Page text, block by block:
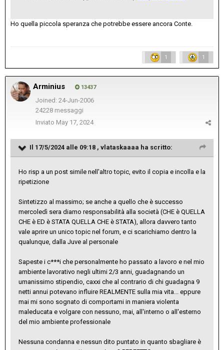
Ho quella piccola speranza che potrebbe essere ancora Conte.
1 1
Arminius 13437
Joined: 24-Jun-2006
24228 messaggi
Inviato May 17, 2024
Il 17/5/2024 alle 09:18 , vlataskaaaa ha scritto:
Ho risp a un post simile nell'altro topic, evito il copia e incolla e la
ripetizione
Sintetizzo al massimo; se anche a quello che è successo
mercoledì sera diamo responsabilità alla società (CHE è QUELLA
CHE è ED è STATA QUELLA CHE è STATA), allora davvero tanto
vale aprire un unico topic nel forum, e ci scarichiamo dentro la
qualunque, dalla Juve al personale
Sapeste i c***i che personalmente ho passato a lavoro e nel mio
ambiente lavorativo negli ultimi 2/3 anni, guadagnando un
umanissimo stipendio, caxxi che al contrario di chi guadagna 9
netti annui potevano influire REALMENTE sulla mia vita... eppure
mai mi sono sognato di comportami in maniera violenta
maleducata e volgare con nessuno, mai, all'interno o all'esterno
del mio ambiente professionale
Nessuna condanna e nessun dito puntato in quanto sbagliare è